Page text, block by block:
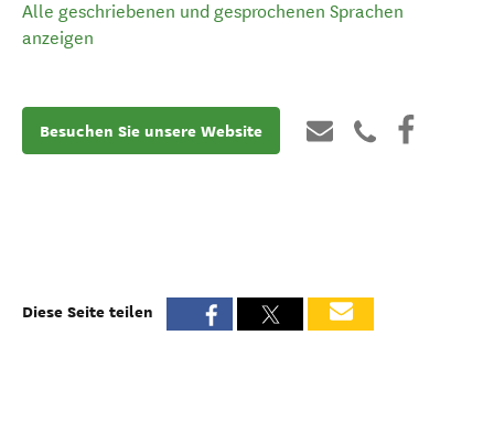
Alle geschriebenen und gesprochenen Sprachen
anzeigen
Besuchen Sie unsere Website
Diese Seite teilen